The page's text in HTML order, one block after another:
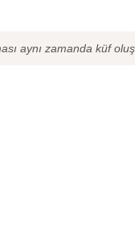
aynı zamanda küf